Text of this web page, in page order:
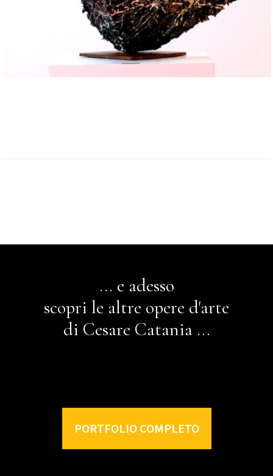
... e adesso
scopri le altre opere d'arte
di Cesare Catania ...
PORTFOLIO COMPLETO